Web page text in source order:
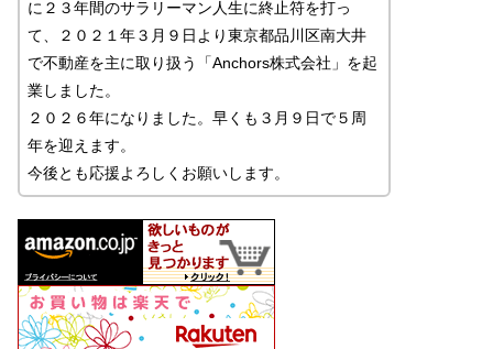
に２３年間のサラリーマン人生に終止符を打っ
て、２０２１年３月９日より東京都品川区南大井
で不動産を主に取り扱う「Anchors株式会社」を起
業しました。
２０２６年になりました。早くも３月９日で５周
年を迎えます。
今後とも応援よろしくお願いします。